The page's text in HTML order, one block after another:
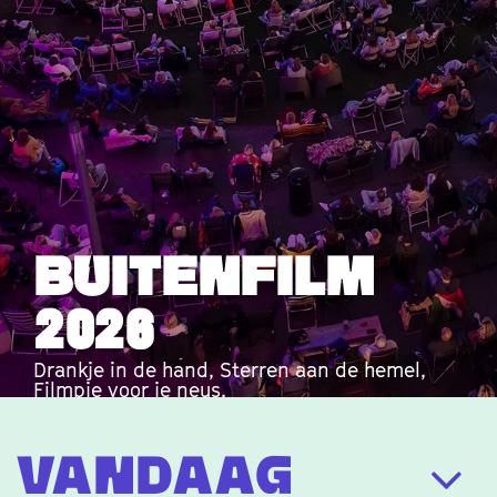
Talkshow
Korte Golf
Met Willy & René van de Kerkhof en meer | 2
september